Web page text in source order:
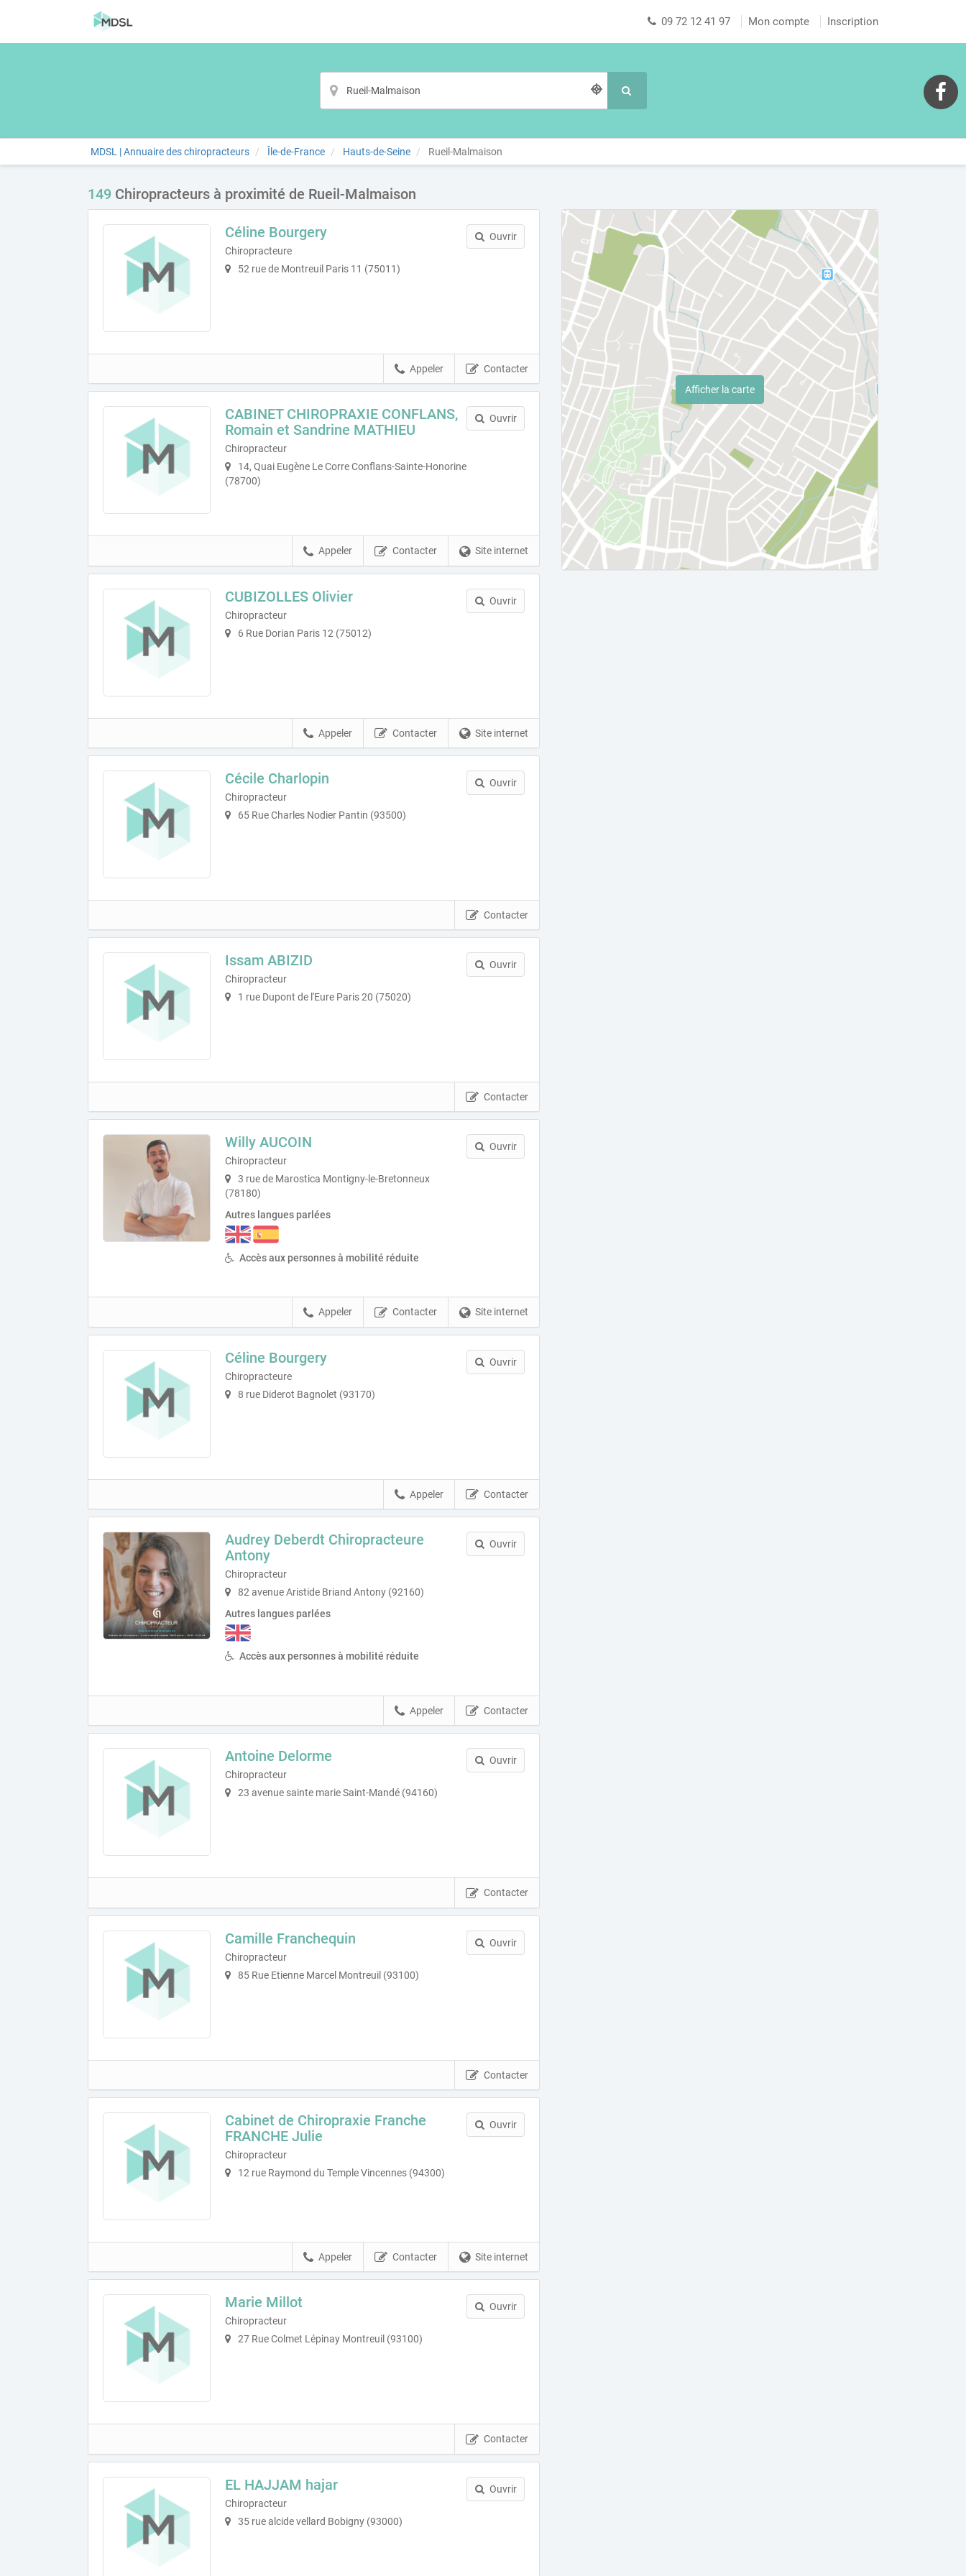
09 72 12 41 97 Mon compte Inscription
MDSL | Annuaire des chiropracteurs Île-de-France Hauts-de-Seine Rueil-Malmaison
149 Chiropracteurs à proximité de Rueil-Malmaison
Céline Bourgery
Chiropracteure
52 rue de Montreuil Paris 11 (75011)
Ouvrir
Contacter
Appeler
CABINET CHIROPRAXIE CONFLANS,
Romain et Sandrine MATHIEU
Chiropracteur
14, Quai Eugène Le Corre Conflans-Sainte-Honorine
(78700)
Ouvrir
Site internet
Contacter
Appeler
CUBIZOLLES Olivier
Chiropracteur
6 Rue Dorian Paris 12 (75012)
Ouvrir
Site internet
Contacter
Appeler
Cécile Charlopin
Chiropracteur
65 Rue Charles Nodier Pantin (93500)
Ouvrir
Contacter
Issam ABIZID
Chiropracteur
1 rue Dupont de l'Eure Paris 20 (75020)
Ouvrir
Contacter
Willy AUCOIN
Chiropracteur
3 rue de Marostica Montigny-le-Bretonneux
(78180)
Autres langues parlées
Accès aux personnes à mobilité réduite
Ouvrir
Site internet
Contacter
Appeler
Céline Bourgery
Chiropracteure
8 rue Diderot Bagnolet (93170)
Ouvrir
Contacter
Appeler
Audrey Deberdt Chiropracteure
Antony
Chiropracteur
82 avenue Aristide Briand Antony (92160)
Autres langues parlées
Accès aux personnes à mobilité réduite
Ouvrir
Contacter
Appeler
Antoine Delorme
Chiropracteur
23 avenue sainte marie Saint-Mandé (94160)
Ouvrir
Contacter
Camille Franchequin
Chiropracteur
85 Rue Etienne Marcel Montreuil (93100)
Ouvrir
Contacter
Cabinet de Chiropraxie Franche
FRANCHE Julie
Chiropracteur
12 rue Raymond du Temple Vincennes (94300)
Ouvrir
Site internet
Contacter
Appeler
Marie Millot
Chiropracteur
27 Rue Colmet Lépinay Montreuil (93100)
Ouvrir
Contacter
EL HAJJAM hajar
Chiropracteur
35 rue alcide vellard Bobigny (93000)
Ouvrir
Afficher la carte